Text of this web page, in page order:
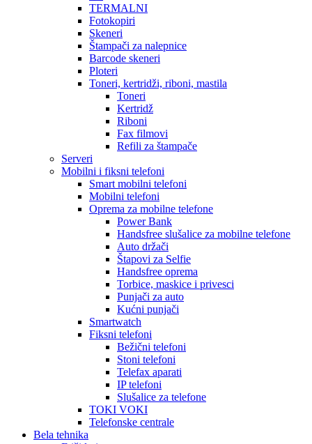
TERMALNI
Fotokopiri
Skeneri
Štampači za nalepnice
Barcode skeneri
Ploteri
Toneri, kertridži, riboni, mastila
Toneri
Kertridž
Riboni
Fax filmovi
Refili za štampače
Serveri
Mobilni i fiksni telefoni
Smart mobilni telefoni
Mobilni telefoni
Oprema za mobilne telefone
Power Bank
Handsfree slušalice za mobilne telefone
Auto držači
Štapovi za Selfie
Handsfree oprema
Torbice, maskice i privesci
Punjači za auto
Kućni punjači
Smartwatch
Fiksni telefoni
Bežični telefoni
Stoni telefoni
Telefax aparati
IP telefoni
Slušalice za telefone
TOKI VOKI
Telefonske centrale
Bela tehnika